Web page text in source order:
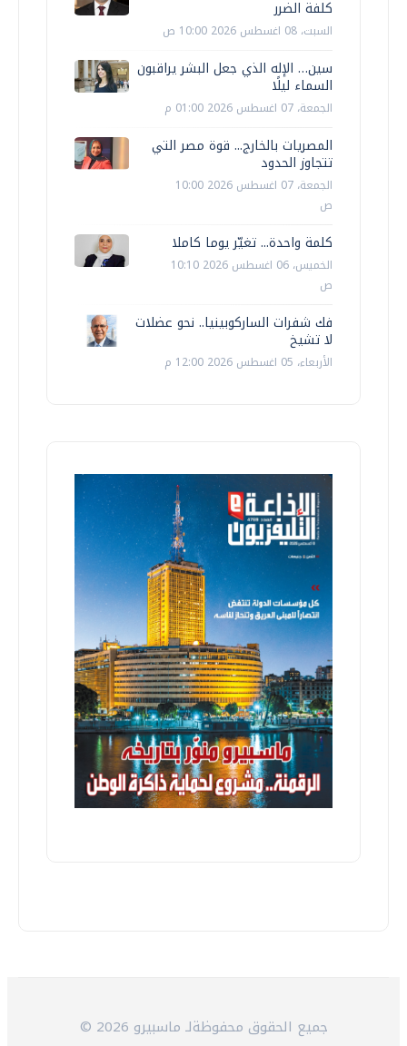
كلفة الضرر
السبت، 08 اغسطس 2026 10:00 ص
سين… الإله الذي جعل البشر يراقبون
السماء ليلًا
الجمعة، 07 اغسطس 2026 01:00 م
المصريات بالخارج... قوة مصر التي
تتجاوز الحدود
الجمعة، 07 اغسطس 2026 10:00
ص
كلمة واحدة... تغيّر يوما كاملا
الخميس، 06 اغسطس 2026 10:10
ص
فك شفرات الساركوبينيا.. نحو عضلات
لا تشيخ
الأربعاء، 05 اغسطس 2026 12:00 م
© 2026 جميع الحقوق محفوظةلـ ماسبيرو